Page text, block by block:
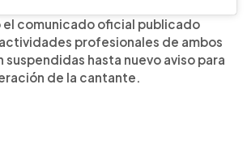
el comunicado oficial publicado
profesionales de ambos
hasta nuevo aviso para
de la cantante.